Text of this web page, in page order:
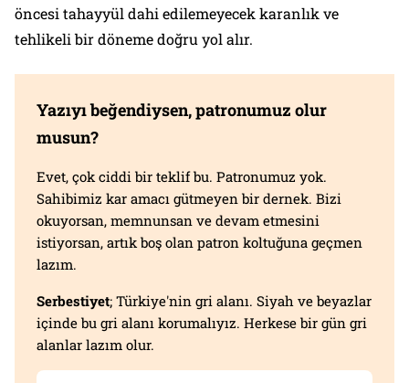
öncesi tahayyül dahi edilemeyecek karanlık ve
tehlikeli bir döneme doğru yol alır.
Yazıyı beğendiysen, patronumuz olur
musun?
Evet, çok ciddi bir teklif bu. Patronumuz yok.
Sahibimiz kar amacı gütmeyen bir dernek. Bizi
okuyorsan, memnunsan ve devam etmesini
istiyorsan, artık boş olan patron koltuğuna geçmen
lazım.
Serbestiyet; Türkiye'nin gri alanı. Siyah ve beyazlar
içinde bu gri alanı korumalıyız. Herkese bir gün gri
alanlar lazım olur.